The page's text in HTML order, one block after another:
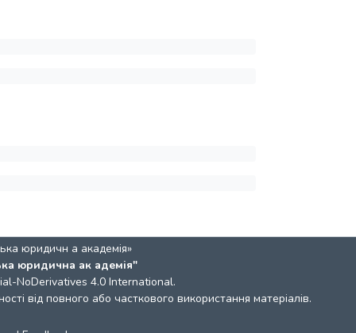
юридичн а академія»
юридична ак адемія"
NoDerivatives 4.0 International.
від повного або часткового використання матеріалів.